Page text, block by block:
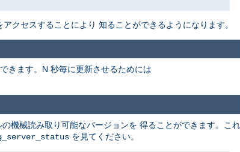
アクセスすることにより 知ることができるようになります。
きます。N 秒毎に更新させるためには
機械読み取り可能なバージョンを 得ることができます。これ
を見てください。